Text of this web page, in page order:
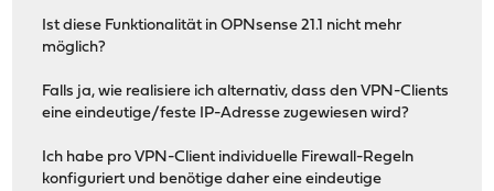
Ist diese Funktionalität in OPNsense 21.1 nicht mehr
möglich?
Falls ja, wie realisiere ich alternativ, dass den VPN-Clients
eine eindeutige/feste IP-Adresse zugewiesen wird?
Ich habe pro VPN-Client individuelle Firewall-Regeln
konfiguriert und benötige daher eine eindeutige